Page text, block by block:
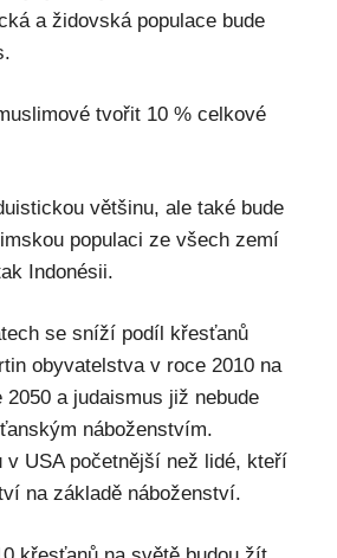
a židovská populace bude
tvořit 10 % celkové
většinu, ale také bude
populaci ze všech zemí
Indonésii.
se sníží podíl křesťanů
obyvatelstva v roce 2010 na
a judaismus již nebude
náboženstvím.
v USA početnější než lidé, kteří
na základě náboženství.